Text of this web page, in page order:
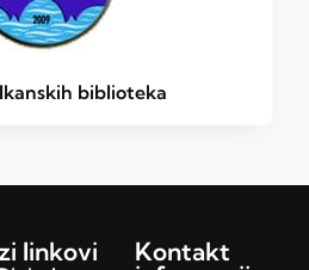
biblioteka
linkovi Kontakt